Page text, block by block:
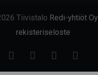
Tiivistalo Redi-yhtiöt Oy
rekisteriseloste